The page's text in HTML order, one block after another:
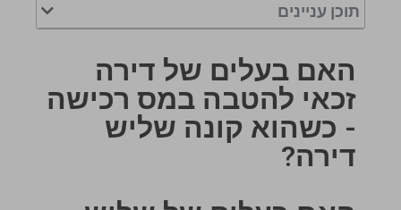
תוכן עניינים
האם בעלים של דירה
זכאי להטבה במס רכישה
- כשהוא קונה שליש
דירה?